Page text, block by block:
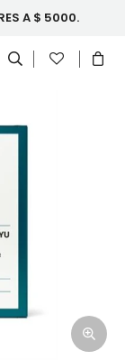
A $ 5000.